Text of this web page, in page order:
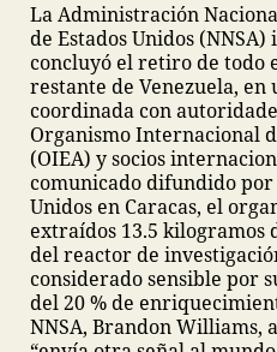
La Administración
de Estados Unidos
concluyó el retiro de todo
restante de Venezuela, en
coordinada con
Organismo Internacional
(OIEA) y socios
comunicado difundido por
Unidos en Caracas, el
extraídos 13.5
del reactor de
considerado sensible por
del 20 % de
NNSA, Brandon Williams,